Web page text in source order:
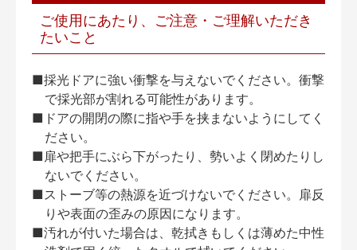
ご使用にあたり、ご注意・ご理解いただき
たいこと
■採光ドアに強い衝撃を与えないでください。衝撃
で採光部が割れる可能性があります。
■ドアの開閉の際に指や手を挟まないようにしてく
ださい。
■扉や把手にぶら下がったり、勢いよく閉めたりし
ないでください。
■ストーブ等の熱源を近づけないでください。扉反
りや表面の歪みの原因になります。
■汚れが付いた場合は、乾拭きもしくは薄めた中性